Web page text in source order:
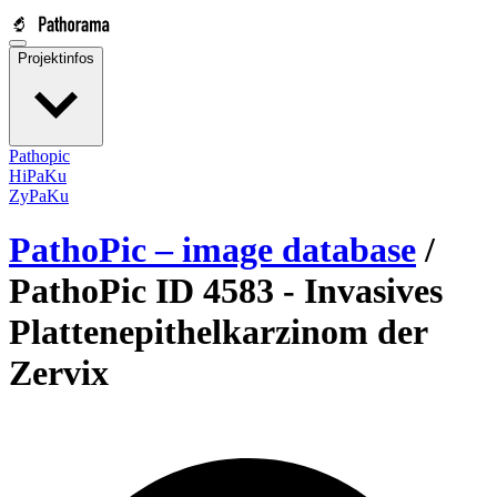
Projektinfos
Pathopic
HiPaKu
ZyPaKu
PathoPic – image database /
PathoPic ID 4583 - Invasives
Plattenepithelkarzinom der
Zervix